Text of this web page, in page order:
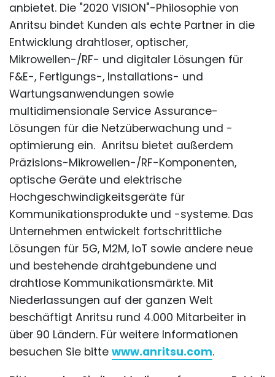
anbietet. Die "2020 VISION"-Philosophie von
Anritsu bindet Kunden als echte Partner in die
Entwicklung drahtloser, optischer,
Mikrowellen-/RF- und digitaler Lösungen für
F&E-, Fertigungs-, Installations- und
Wartungsanwendungen sowie
multidimensionale Service Assurance-
Lösungen für die Netzüberwachung und -
optimierung ein. Anritsu bietet außerdem
Präzisions-Mikrowellen-/RF-Komponenten,
optische Geräte und elektrische
Hochgeschwindigkeitsgeräte für
Kommunikationsprodukte und -systeme. Das
Unternehmen entwickelt fortschrittliche
Lösungen für 5G, M2M, IoT sowie andere neue
und bestehende drahtgebundene und
drahtlose Kommunikationsmärkte. Mit
Niederlassungen auf der ganzen Welt
beschäftigt Anritsu rund 4.000 Mitarbeiter in
über 90 Ländern. Für weitere Informationen
besuchen Sie bitte www.anritsu.com.